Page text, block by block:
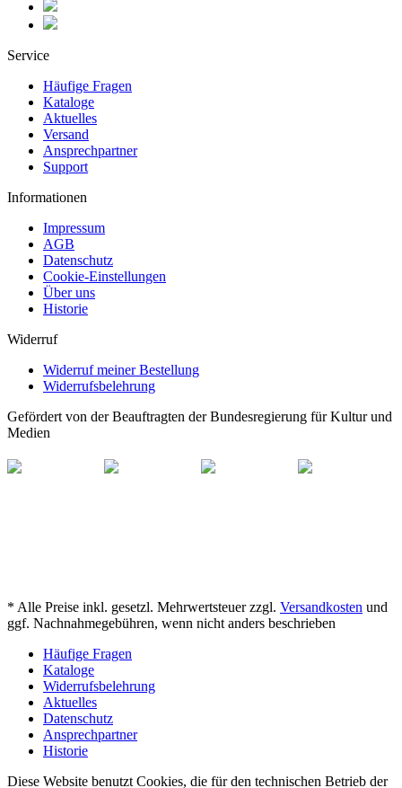
Service
Häufige Fragen
Kataloge
Aktuelles
Versand
Ansprechpartner
Support
Informationen
Impressum
AGB
Datenschutz
Cookie-Einstellungen
Über uns
Historie
Widerruf
Widerruf meiner Bestellung
Widerrufsbelehrung
Gefördert von der Beauftragten der Bundesregierung für Kultur und
Medien
* Alle Preise inkl. gesetzl. Mehrwertsteuer zzgl. Versandkosten und
ggf. Nachnahmegebühren, wenn nicht anders beschrieben
Häufige Fragen
Kataloge
Widerrufsbelehrung
Aktuelles
Datenschutz
Ansprechpartner
Historie
Diese Website benutzt Cookies, die für den technischen Betrieb der